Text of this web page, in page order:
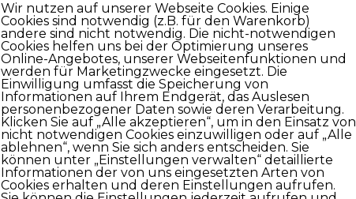
Wir nutzen auf unserer Webseite Cookies. Einige
Cookies sind notwendig (z.B. für den Warenkorb)
andere sind nicht notwendig. Die nicht-notwendigen
Cookies helfen uns bei der Optimierung unseres
Online-Angebotes, unserer Webseitenfunktionen und
werden für Marketingzwecke eingesetzt. Die
Einwilligung umfasst die Speicherung von
Informationen auf Ihrem Endgerät, das Auslesen
personenbezogener Daten sowie deren Verarbeitung.
Klicken Sie auf „Alle akzeptieren“, um in den Einsatz von
nicht notwendigen Cookies einzuwilligen oder auf „Alle
ablehnen“, wenn Sie sich anders entscheiden. Sie
können unter „Einstellungen verwalten“ detaillierte
Informationen der von uns eingesetzten Arten von
Cookies erhalten und deren Einstellungen aufrufen.